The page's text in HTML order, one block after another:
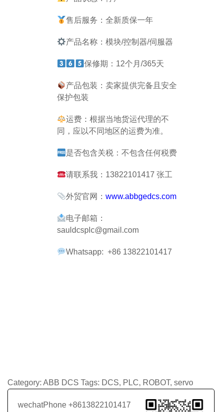
售后服务：全新质保一年
产品名称：模块/控制器/伺服器
保修期：12个月/365天
产品包装：卖家提供完备且安全
保护包装
运费：根据当地货运代理的不
同，应以不同地区的运费为准。
是否包含关税：不包含任何税费
请联系我：13822101417 张工
外贸官网：www.abbgedcs.com
电子邮箱：
sauldcsplc@gmail.com
Whatsapp: +86 13822101417
Category: ABB DCS Tags: DCS, PLC, ROBOT, servo
wechatPhone +8613822101417